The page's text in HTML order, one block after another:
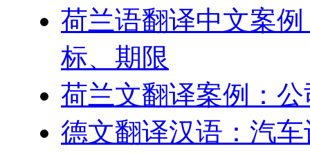
荷兰语翻译中文案
标、期限
荷兰文翻译案例：
德文翻译汉语：汽